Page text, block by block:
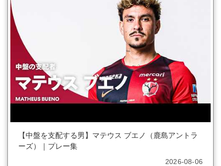
【中盤を支配する男】マテウス ブエノ（鹿島アントラ
ーズ）｜プレー集
2026-08-06